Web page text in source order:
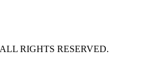
RIGHTS RESERVED.